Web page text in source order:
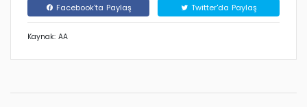
Facebook'ta Paylaş Twitter'da Paylaş
Kaynak: AA